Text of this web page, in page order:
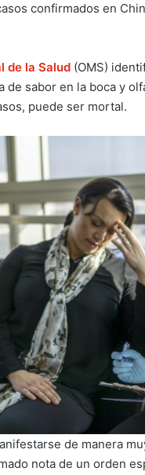
confirmados en
de la Salud (OMS)
de sabor en la boca y
puede ser mortal.
de manera
nota de un orden